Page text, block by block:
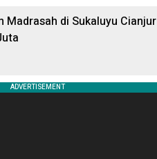
Madrasah di Sukaluyu Cianjur